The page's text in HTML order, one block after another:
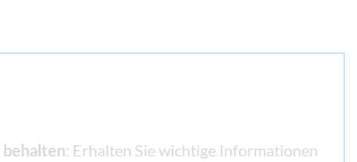
: Erhalten Sie wichtige Informationen